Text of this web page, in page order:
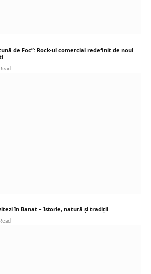
de Foc”: Rock-ul comercial redefinit de noul
în Banat – Istorie, natură și tradiții